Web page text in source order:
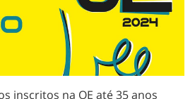
inscritos na OE até 35 anos